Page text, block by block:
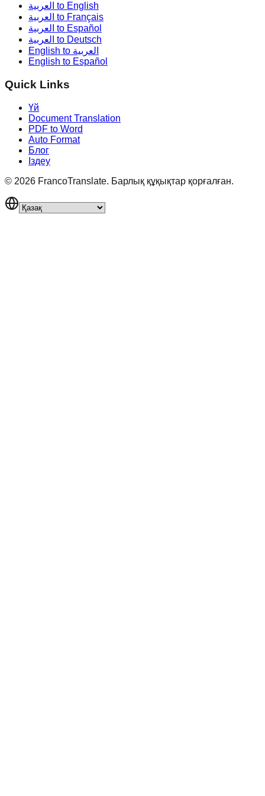
العربية to English
العربية to Français
العربية to Español
العربية to Deutsch
English to العربية
English to Español
Quick Links
Үй
Document Translation
PDF to Word
Auto Format
Блог
Іздеу
© 2026 FrancoTranslate. Барлық құқықтар қорғалған.